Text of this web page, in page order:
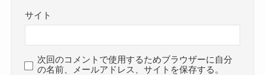
サイト
次回のコメントで使用するためブラウザーに自分
の名前、メールアドレス、サイトを保存する。